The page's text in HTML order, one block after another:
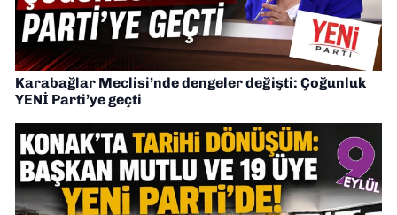
Karabağlar Meclisi’nde dengeler değişti: Çoğunluk
YENİ Parti’ye geçti